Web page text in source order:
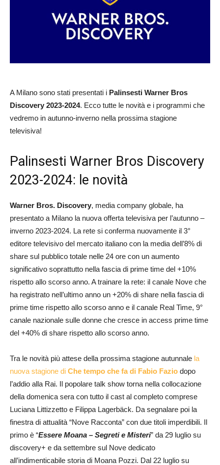
A Milano sono stati presentati i Palinsesti Warner Bros
Discovery 2023-2024. Ecco tutte le novità e i programmi che
vedremo in autunno-inverno nella prossima stagione
televisiva!
Palinsesti Warner Bros Discovery
2023-2024: le novità
Warner Bros. Discovery, media company globale, ha
presentato a Milano la nuova offerta televisiva per l’autunno –
inverno 2023-2024. La rete si conferma nuovamente il 3°
editore televisivo del mercato italiano con la media dell’8% di
share sul pubblico totale nelle 24 ore con un aumento
significativo soprattutto nella fascia di prime time del +10%
rispetto allo scorso anno. A trainare la rete: il canale Nove che
ha registrato nell’ultimo anno un +20% di share nella fascia di
prime time rispetto allo scorso anno e il canale Real Time, 9°
canale nazionale sulle donne che cresce in access prime time
del +40% di share rispetto allo scorso anno.
Tra le novità più attese della prossima stagione autunnale la
nuova stagione di Che tempo che fa di Fabio Fazio dopo
l’addio alla Rai. Il popolare talk show torna nella collocazione
della domenica sera con tutto il cast al completo comprese
Luciana Littizzetto e Filippa Lagerbäck. Da segnalare poi la
finestra di attualità “Nove Racconta” con due titoli imperdibili. Il
primo è “Essere Moana – Segreti e Misteri” da 29 luglio su
discovery+ e da settembre sul Nove dedicato
all’indimenticabile storia di Moana Pozzi. Dal 22 luglio su